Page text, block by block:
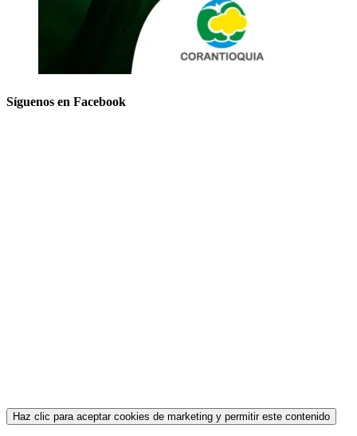
Síguenos en Facebook
Haz clic para aceptar cookies de marketing y permitir este contenido